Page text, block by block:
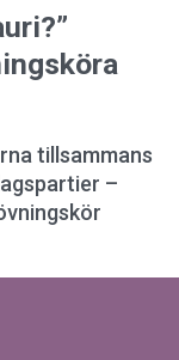
tillsammans
–